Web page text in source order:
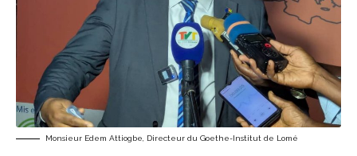
Monsieur Edem Attiogbe, Directeur du Goethe-Institut de Lomé